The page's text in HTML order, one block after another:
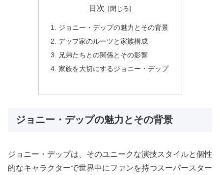
目次
ジョニー・デップの魅力とその背景
デップ家のルーツと家族構成
兄弟たちとの関係とその影響
家族を大切にするジョニー・デップ
ジョニー・デップの魅力とその背景
ジョニー・デップは、そのユニークな演技スタイルと個性
的なキャラクターで世界中にファンを持つスーパースター